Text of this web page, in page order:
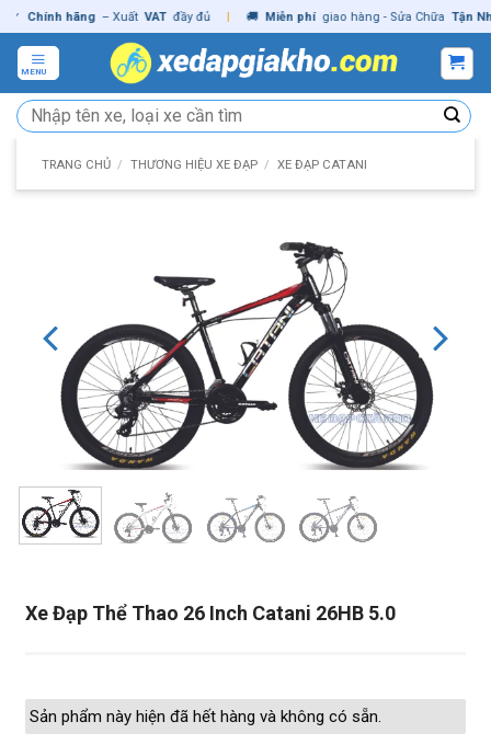
Skip
to
content
hãng – Xuất VAT đầy đủ | 🚚 Miễn phí giao hàng - Sửa Chữa Tận Nhà ✓
MENU
Tìm
kiếm:
TRANG CHỦ / THƯƠNG HIỆU XE ĐẠP / XE ĐẠP CATANI
Xe Đạp Thể Thao 26 Inch Catani 26HB 5.0
Sản phẩm này hiện đã hết hàng và không có sẵn.